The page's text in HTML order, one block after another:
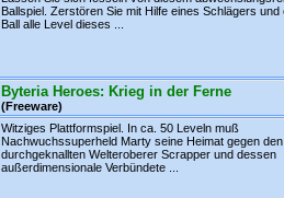
Ballspiel. Zerstören Sie mit Hilfe eines Schlägers und
Ball alle Level dieses ...
Byteria Heroes: Krieg in der Ferne
(Freeware)
Witziges Plattformspiel. In ca. 50 Leveln muß
Nachwuchssuperheld Marty seine Heimat gegen den
durchgeknallten Welteroberer Scrapper und dessen
außerdimensionale Verbündete ...